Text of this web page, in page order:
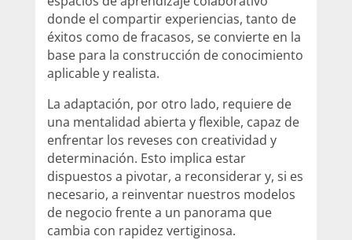
donde el compartir experiencias, tanto de
éxitos como de fracasos, se convierte en la
base para la construcción de conocimiento
aplicable y realista.
La adaptación, por otro lado, requiere de
una mentalidad abierta y flexible, capaz de
enfrentar los reveses con creatividad y
determinación. Esto implica estar
dispuestos a pivotar, a reconsiderar y, si es
necesario, a reinventar nuestros modelos
de negocio frente a un panorama que
cambia con rapidez vertiginosa.